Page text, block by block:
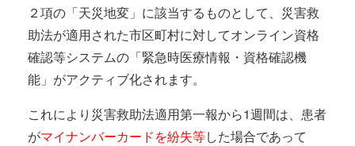
２項の「天災地変」に該当するものとして、災害救
助法が適用された市区町村に対してオンライン資格
確認等システムの「緊急時医療情報・資格確認機
能」がアクティブ化されます。
これにより災害救助法適用第一報から1週間は、患者
がマイナンバーカードを紛失等した場合であって